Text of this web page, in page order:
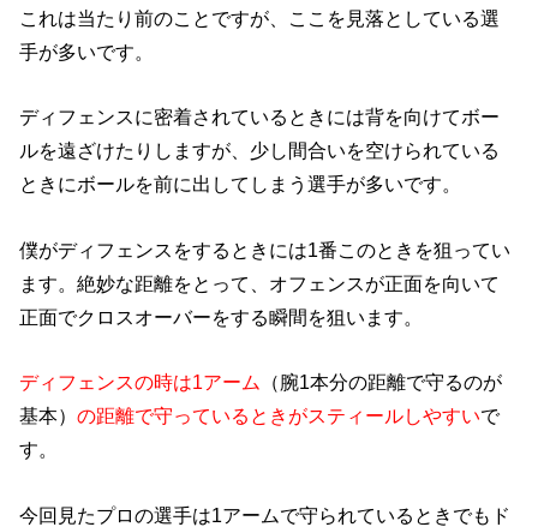
これは当たり前のことですが、ここを見落としている選
手が多いです。
ディフェンスに密着されているときには背を向けてボー
ルを遠ざけたりしますが、少し間合いを空けられている
ときにボールを前に出してしまう選手が多いです。
僕がディフェンスをするときには1番このときを狙ってい
ます。絶妙な距離をとって、オフェンスが正面を向いて
正面でクロスオーバーをする瞬間を狙います。
ディフェンスの時は1アーム
（腕1本分の距離で守るのが
基本）の距離で守っているときがスティールしやすいで
す。
今回見たプロの選手は1アームで守られているときでもド